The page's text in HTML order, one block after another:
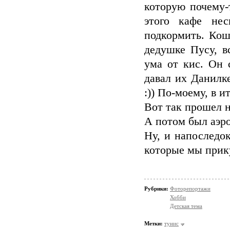
которую
этого кафе
подкормить.
дедушке Пусу,
ума от кис. Он
давал их
:)) По-моему, в
Вот так прошел
А потом был
Ну, и
которые мы
Рубрики: Фоторепортажи
Хобби
Детская тема
Метки: тунис